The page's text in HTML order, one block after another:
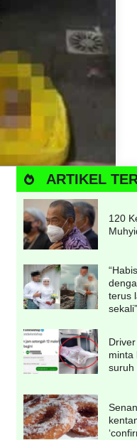
ARTIKEL
120
terus
sekali”
minta
suruh